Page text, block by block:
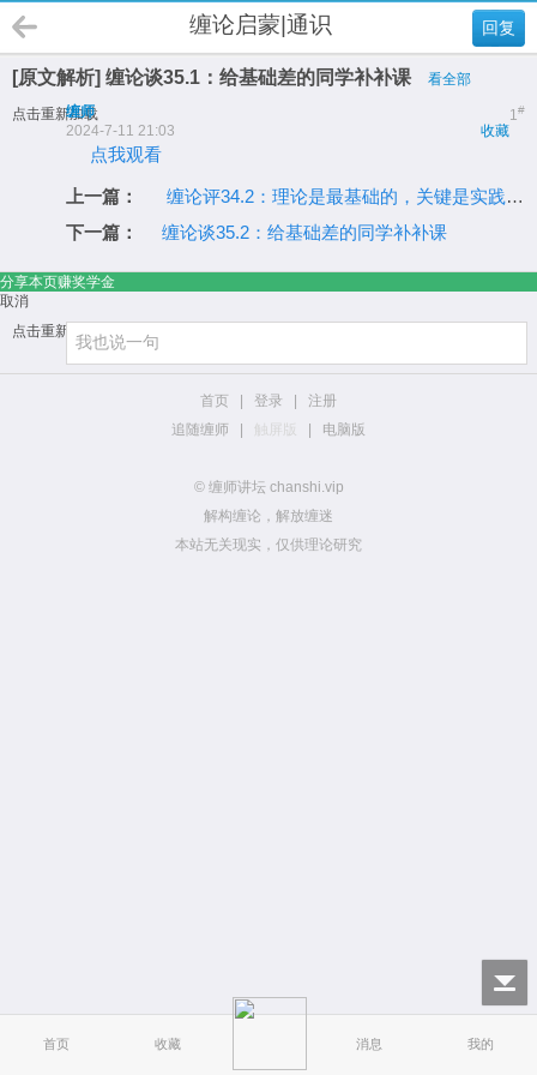
首页 收藏 消息 我的
回复
缠论启蒙|通识
[原文解析] 缠论谈35.1：给基础差的同学补补课 看全部
点击重新加载 1#
缠师
收藏
2024-7-11 21:03
点我观看
上一篇：
缠论评34.2：理论是最基础的，关键是实践中的当下
下一篇：
缠论谈35.2：给基础差的同学补补课
分享本页赚奖学金
取消
点击重新加载
首页 登录
注册
追随缠师
触屏版 电脑版
© 缠师讲坛 chanshi.vip
解构缠论，解放缠迷
本站无关现实，仅供理论研究